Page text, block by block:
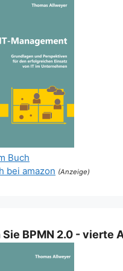
Buch
bei amazon (Anzeige)
Sie BPMN 2.0 - vierte